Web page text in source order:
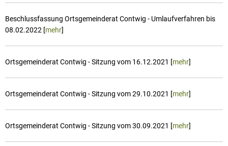
Beschlussfassung Ortsgemeinderat Contwig - Umlaufverfahren bis
08.02.2022 [mehr]
Ortsgemeinderat Contwig - Sitzung vom 16.12.2021 [mehr]
Ortsgemeinderat Contwig - Sitzung vom 29.10.2021 [mehr]
Ortsgemeinderat Contwig - Sitzung vom 30.09.2021 [mehr]